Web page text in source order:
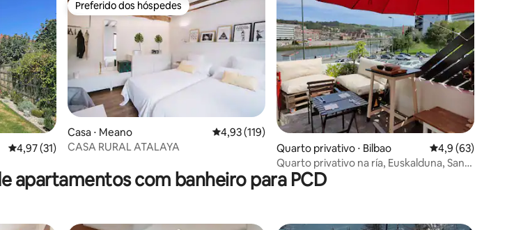
4,97 de uma avaliação média de 5, 31 avaliações
4,97 (31)
Preferido dos hóspedes
Preferido dos hóspedes
Casa ⋅ Meano 4,93 de uma avaliação média de 5, 119 avaliações
4,93 (119)
CASA RURAL ATALAYA
Quarto privativo ⋅ Bilbao 4,9 de uma
4,9 (63)
Quarto privativo na ría, Euskalduna, San
Mamés
apartamentos com banheiro para PCD